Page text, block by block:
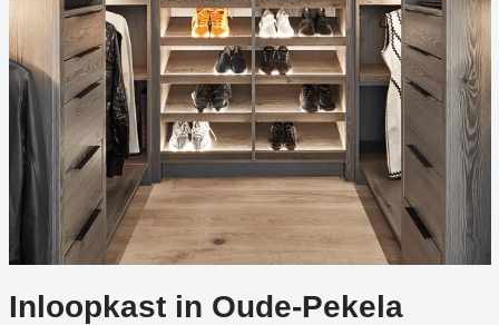
Inloopkast in Oude-Pekela